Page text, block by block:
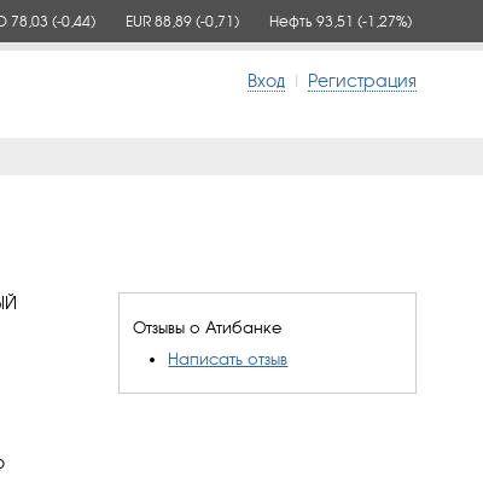
78,03 (-0,44) EUR 88,89 (-0,71) Нефть 93,51 (-1,27%)
Вход | Регистрация
Отзывы о Атибанке
Написать отзыв